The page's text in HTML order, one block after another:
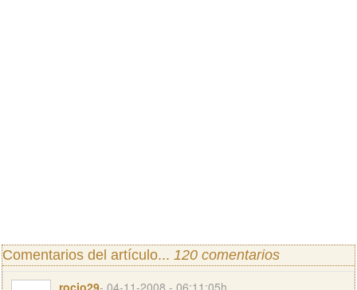
Comentarios del artículo... 120 comentarios
rocio29- 04-11-2008 - 06:11:05h